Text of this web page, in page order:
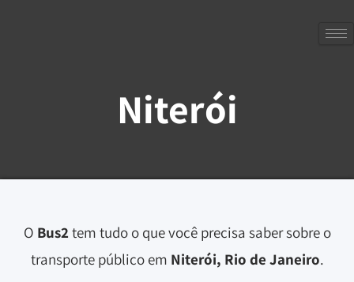
Niterói
O Bus2 tem tudo o que você precisa saber sobre o
transporte público em Niterói, Rio de Janeiro.